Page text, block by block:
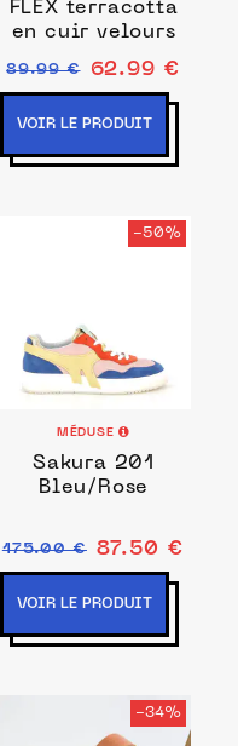
FLEX terracotta
en cuir velours
89.99 € 62.99 €
VOIR LE PRODUIT
-50%
MÉDUSE
Sakura 201
Bleu/Rose
175.00 € 87.50 €
VOIR LE PRODUIT
-34%